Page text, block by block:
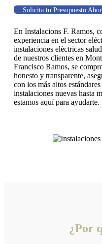
Solicita tu Presupuesto
En Instalacions F. Ramos,
experiencia en el sector
instalaciones eléctricas
de nuestros clientes en
Francisco Ramos, se
honesto y transparente,
con los más altos
instalaciones nuevas hasta
estamos aquí para ayudarte.
¿Por